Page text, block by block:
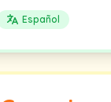
Español